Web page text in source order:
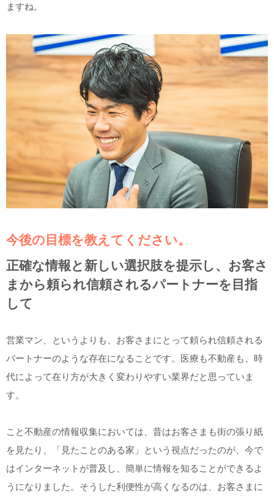
ますね。
今後の目標を教えてください。
正確な情報と新しい選択肢を提示し、お客さ
まから頼られ信頼されるパートナーを目指
して
営業マン、というよりも、お客さまにとって頼られ信頼される
パートナーのような存在になることです。医療も不動産も、時
代によって在り方が大きく変わりやすい業界だと思っていま
す。
こと不動産の情報収集においては、昔はお客さまも街の張り紙
を見たり、「見たことのある家」という視点だったのが、今で
はインターネットが普及し、簡単に情報を知ることができるよ
うになりました。そうした利便性が高くなるのは、お客さまに